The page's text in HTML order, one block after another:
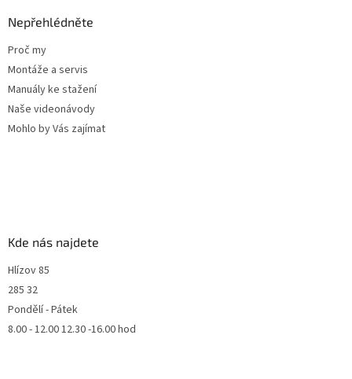
Nepřehlédněte
Proč my
Montáže a servis
Manuály ke stažení
Naše videonávody
Mohlo by Vás zajímat
Kde nás najdete
Hlízov 85
285 32
Pondělí - Pátek
8.00 - 12.00 12.30 -16.00 hod